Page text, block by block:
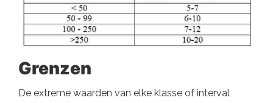
Grenzen
De extreme waarden van elke klasse of interval